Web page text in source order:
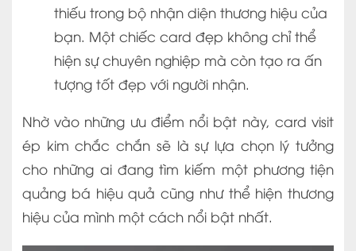
thiếu trong bộ nhận diện thương hiệu của
bạn. Một chiếc card đẹp không chỉ thể
hiện sự chuyên nghiệp mà còn tạo ra ấn
tượng tốt đẹp với người nhận.
Nhờ vào những ưu điểm nổi bật này, card visit
ép kim chắc chắn sẽ là sự lựa chọn lý tưởng
cho những ai đang tìm kiếm một phương tiện
quảng bá hiệu quả cũng như thể hiện thương
hiệu của mình một cách nổi bật nhất.